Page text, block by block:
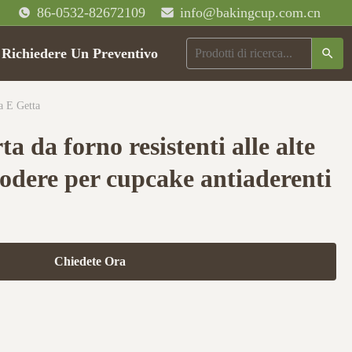
86-0532-82672109 info@bakingcup.com.cn
Richiedere Un Preventivo
E Getta
da forno resistenti alle alte
per cupcake antiaderenti
Chiedete Ora